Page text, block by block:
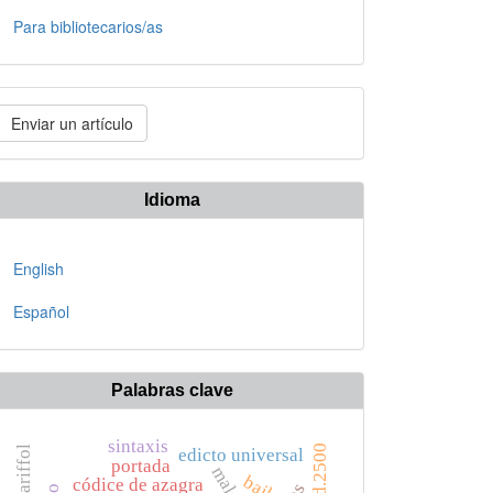
Para bibliotecarios/as
Enviar un artículo
Idioma
English
Español
Palabras clave
códice de azagra
edicto universal
portada
sintaxis